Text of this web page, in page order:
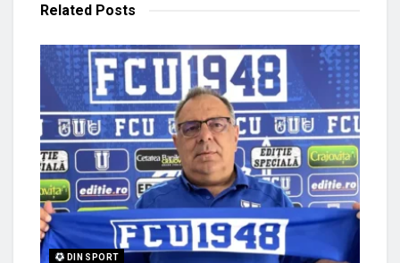
Related Posts
DIN SPORT